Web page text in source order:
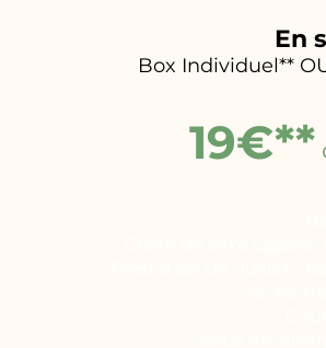
En
Box Individuel**
19€**